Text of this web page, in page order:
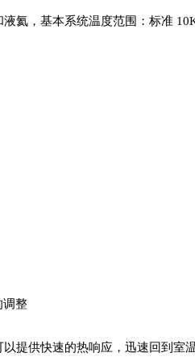
氦，基本系统温度范围：标准
调整
提供快速的热响应，迅速回到室